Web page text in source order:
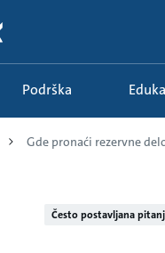
Podrška
Gde pronaći rezervne
Često postavljana